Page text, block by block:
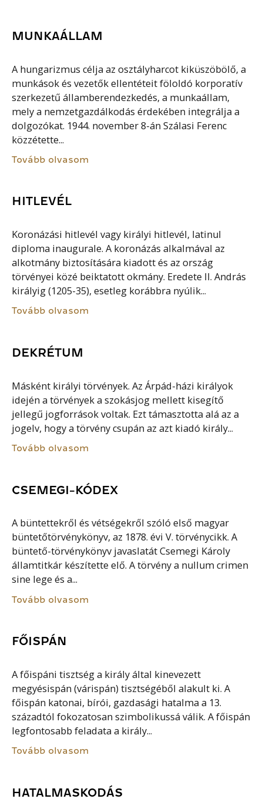
MUNKAÁLLAM
A hungarizmus célja az osztályharcot kiküszöbölő, a
munkások és vezetők ellentéteit föloldó korporatív
szerkezetű államberendezkedés, a munkaállam,
mely a nemzetgazdálkodás érdekében integrálja a
dolgozókat. 1944. november 8-án Szálasi Ferenc
közzétette...
Tovább olvasom
HITLEVÉL
Koronázási hitlevél vagy királyi hitlevél, latinul
diploma inaugurale. A koronázás alkalmával az
alkotmány biztosítására kiadott és az ország
törvényei közé beiktatott okmány. Eredete II. András
királyig (1205-35), esetleg korábbra nyúlik...
Tovább olvasom
DEKRÉTUM
Másként királyi törvények. Az Árpád-házi királyok
idején a törvények a szokásjog mellett kisegítő
jellegű jogforrások voltak. Ezt támasztotta alá az a
jogelv, hogy a törvény csupán az azt kiadó király...
Tovább olvasom
CSEMEGI-KÓDEX
A büntettekről és vétségekről szóló első magyar
büntetőtörvénykönyv, az 1878. évi V. törvénycikk. A
büntető-törvénykönyv javaslatát Csemegi Károly
államtitkár készítette elő. A törvény a nullum crimen
sine lege és a...
Tovább olvasom
FŐISPÁN
A főispáni tisztség a király által kinevezett
megyésispán (várispán) tisztségéből alakult ki. A
főispán katonai, bírói, gazdasági hatalma a 13.
századtól fokozatosan szimbolikussá válik. A főispán
legfontosabb feladata a király...
Tovább olvasom
HATALMASKODÁS